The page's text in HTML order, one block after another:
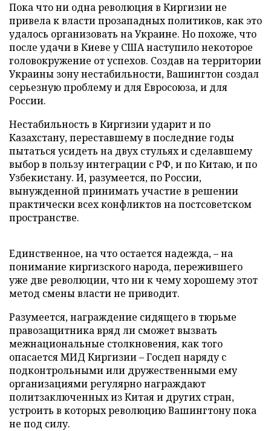
Пока что ни одна революция в Киргизии не
привела к власти прозападных политиков, как это
удалось организовать на Украине. Но похоже, что
после удачи в Киеве у США наступило некоторое
головокружение от успехов. Создав на территории
Украины зону нестабильности, Вашингтон создал
серьезную проблему и для Евросоюза, и для
России.
Нестабильность в Киргизии ударит и по
Казахстану, переставшему в последние годы
пытаться усидеть на двух стульях и сделавшему
выбор в пользу интеграции с РФ, и по Китаю, и по
Узбекистану. И, разумеется, по России,
вынужденной принимать участие в решении
практически всех конфликтов на постсоветском
пространстве.
Единственное, на что остается надежда, – на
понимание киргизского народа, пережившего
уже две революции, что ни к чему хорошему этот
метод смены власти не приводит.
Разумеется, награждение сидящего в тюрьме
правозащитника вряд ли сможет вызвать
межнациональные столкновения, как того
опасается МИД Киргизии – Госдеп наряду с
подконтрольными или дружественными ему
организациями регулярно награждают
политзаключенных из Китая и других стран,
устроить в которых революцию Вашингтону пока
не под силу.